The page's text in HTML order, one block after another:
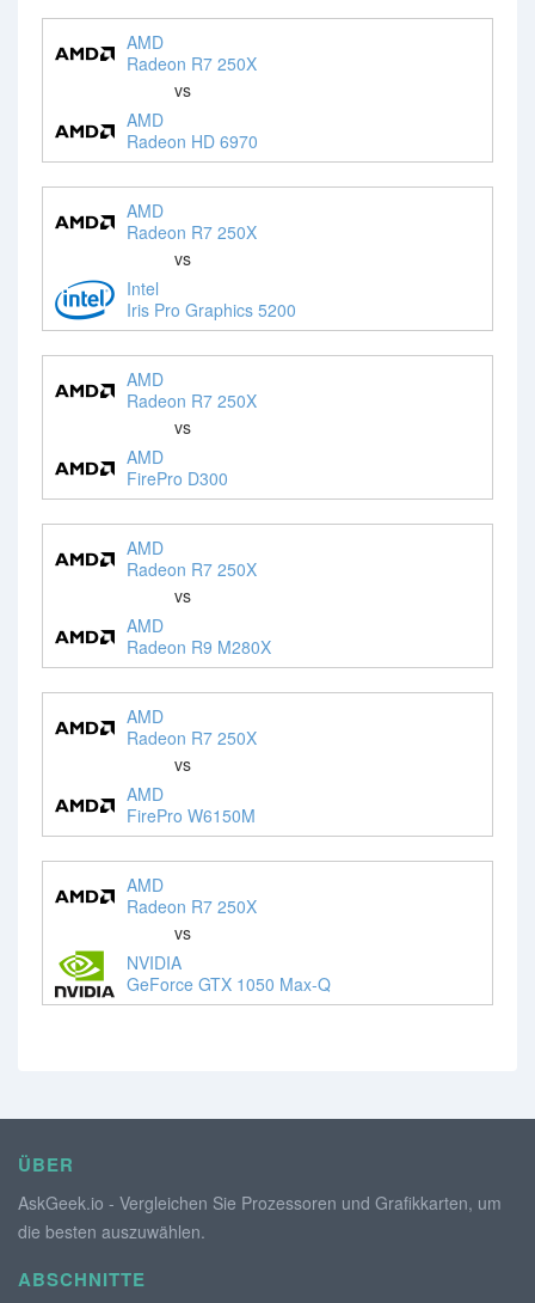
AMD
Radeon R7 250X
vs
AMD
Radeon HD 6970
AMD
Radeon R7 250X
vs
Intel
Iris Pro Graphics 5200
AMD
Radeon R7 250X
vs
AMD
FirePro D300
AMD
Radeon R7 250X
vs
AMD
Radeon R9 M280X
AMD
Radeon R7 250X
vs
AMD
FirePro W6150M
AMD
Radeon R7 250X
vs
NVIDIA
GeForce GTX 1050 Max-Q
ÜBER
AskGeek.io - Vergleichen Sie Prozessoren und Grafikkarten, um
die besten auszuwählen.
ABSCHNITTE